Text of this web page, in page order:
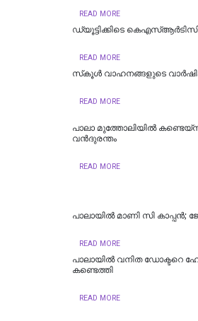
READ MORE
ഡ്യൂട്ടിക്കിടെ
READ MORE
സ്‌കൂൾ വാഹനങ്ങളുടെ
READ MORE
പാലാ മുത്തോലിയിൽ
വന്‍ദുരന്തം
READ MORE
പാലായിൽ മാണി സി കാപ്പൻ;
READ MORE
പാലായിൽ വനിത ഡോക്ടറെ
കണ്ടെത്തി
READ MORE